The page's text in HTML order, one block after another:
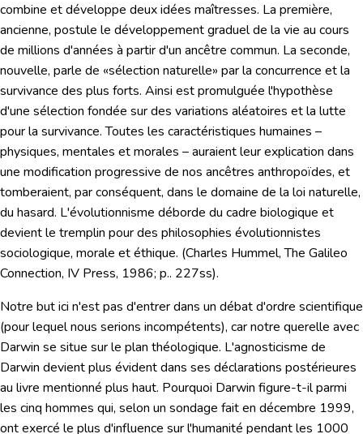
combine et développe deux idées maîtresses. La première,
ancienne, postule le développement graduel de la vie au cours
de millions d'années à partir d'un ancêtre commun. La seconde,
nouvelle, parle de «sélection naturelle» par la concurrence et la
survivance des plus forts. Ainsi est promulguée l'hypothèse
d'une sélection fondée sur des variations aléatoires et la lutte
pour la survivance. Toutes les caractéristiques humaines –
physiques, mentales et morales – auraient leur explication dans
une modification progressive de nos ancêtres anthropoïdes, et
tomberaient, par conséquent, dans le domaine de la loi naturelle,
du hasard. L'évolutionnisme déborde du cadre biologique et
devient le tremplin pour des philosophies évolutionnistes
sociologique, morale et éthique. (Charles Hummel, The Galileo
Connection, IV Press, 1986; p.. 227ss).
Notre but ici n'est pas d'entrer dans un débat d'ordre scientifique
(pour lequel nous serions incompétents), car notre querelle avec
Darwin se situe sur le plan théologique. L'agnosticisme de
Darwin devient plus évident dans ses déclarations postérieures
au livre mentionné plus haut. Pourquoi Darwin figure-t-il parmi
les cinq hommes qui, selon un sondage fait en décembre 1999,
ont exercé le plus d'influence sur l'humanité pendant les 1000